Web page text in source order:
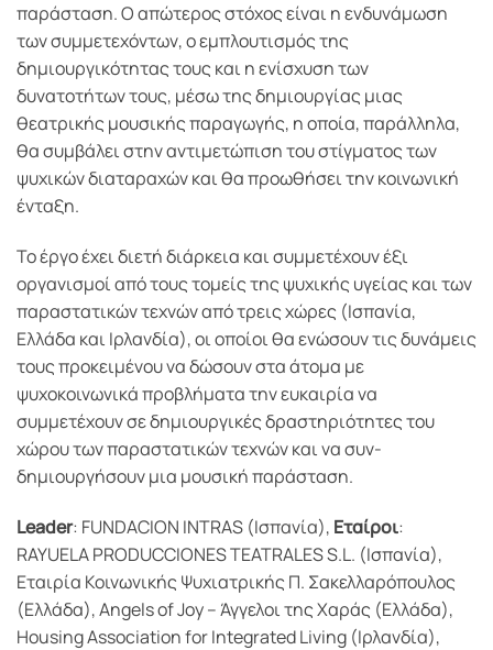
παράσταση. Ο απώτερος στόχος είναι η ενδυνάμωση
των συμμετεχόντων, ο εμπλουτισμός της
δημιουργικότητας τους και η ενίσχυση των
δυνατοτήτων τους, μέσω της δημιουργίας μιας
θεατρικής μουσικής παραγωγής, η οποία, παράλληλα,
θα συμβάλει στην αντιμετώπιση του στίγματος των
ψυχικών διαταραχών και θα προωθήσει την κοινωνική
ένταξη.
Το έργο έχει διετή διάρκεια και συμμετέχουν έξι
οργανισμοί από τους τομείς της ψυχικής υγείας και των
παραστατικών τεχνών από τρεις χώρες (Ισπανία,
Ελλάδα και Ιρλανδία), οι οποίοι θα ενώσουν τις δυνάμεις
τους προκειμένου να δώσουν στα άτομα με
ψυχοκοινωνικά προβλήματα την ευκαιρία να
συμμετέχουν σε δημιουργικές δραστηριότητες του
χώρου των παραστατικών τεχνών και να συν-
δημιουργήσουν μια μουσική παράσταση.
Leader: FUNDACION INTRAS (Ισπανία), Εταίροι:
RAYUELA PRODUCCIONES TEATRALES S.L. (Ισπανία),
Εταιρία Κοινωνικής Ψυχιατρικής Π. Σακελλαρόπουλος
(Ελλάδα), Αngels of Joy – Άγγελοι της Χαράς (Ελλάδα),
Housing Association for Integrated Living (Iρλανδία),